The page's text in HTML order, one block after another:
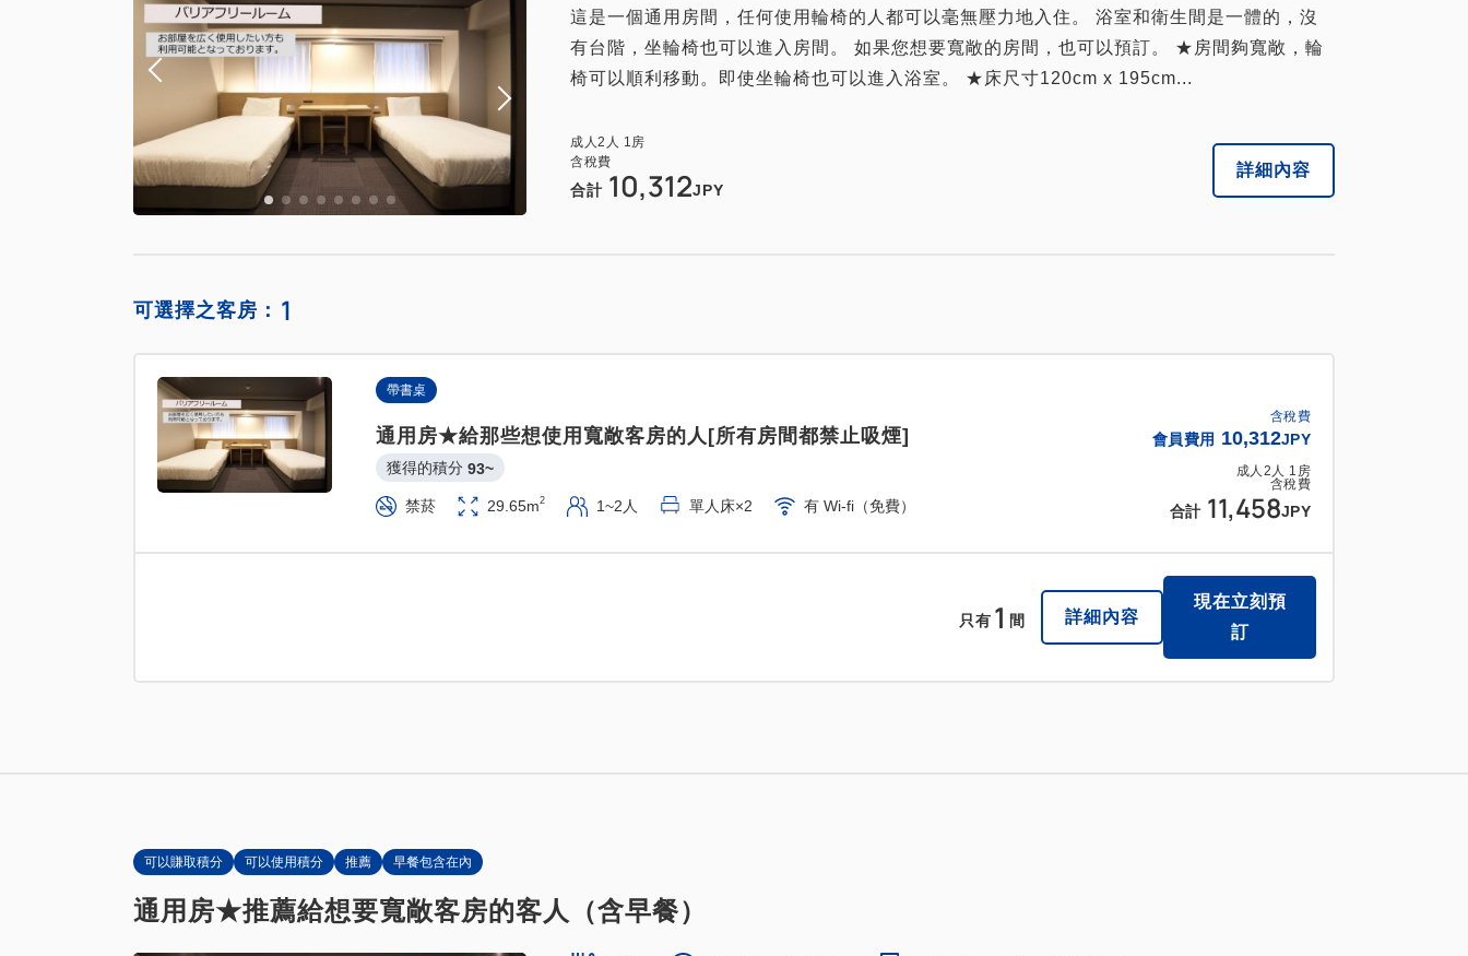
這是一個通用房間，任何使用輪椅的人都可以毫無壓力地入住。 浴室和衛生間是一體的，沒
有台階，坐輪椅也可以進入房間。 如果您想要寬敞的房間，也可以預訂。 ★房間夠寬敞，輪
椅可以順利移動。即使坐輪椅也可以進入浴室。 ★床尺寸120cm x 195cm...
成人2 人 1房
含稅費
合計 10,312JPY
詳細內容
可選擇之客房： 1
含稅費
會員費用 10,312JPY
成人 2 人 1 房
含稅費
合計 11,458JPY
帶書桌
通用房★給那些想使用寬敞客房的人[所有房間都禁止吸煙]
獲得的積分 93~
禁菸 29.65m2 1~2人 單人床×2 有 Wi-fi（免費）
只有 1 間 詳細內容
現在立刻預
訂
可以賺取積分 可以使用積分 推薦 早餐包含在內
通用房★推薦給想要寬敞客房的客人（含早餐）